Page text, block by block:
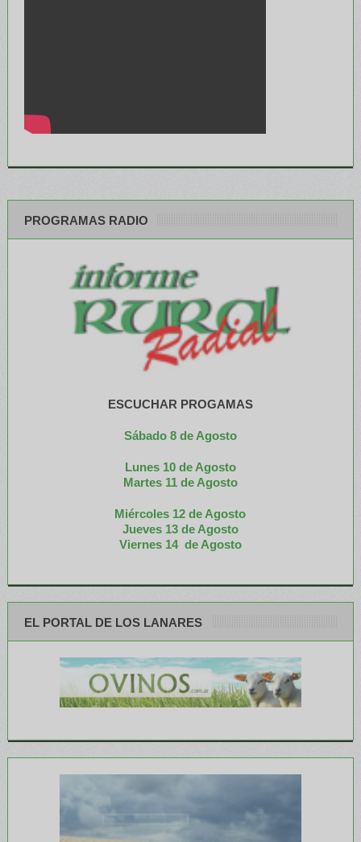
PROGRAMAS RADIO
ESCUCHAR PROGAMAS
Sábado 8 de Agosto
Lunes 10 de Agosto
Martes 11 de Agosto
Miércoles 12 de Agosto
Jueves 13 de Agosto
Viernes 14 de Agosto
EL PORTAL DE LOS LANARES